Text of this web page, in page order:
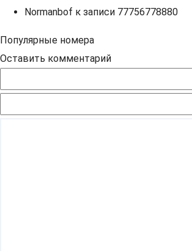
Normanbof к записи 77756778880
Популярные номера
Оставить комментарий